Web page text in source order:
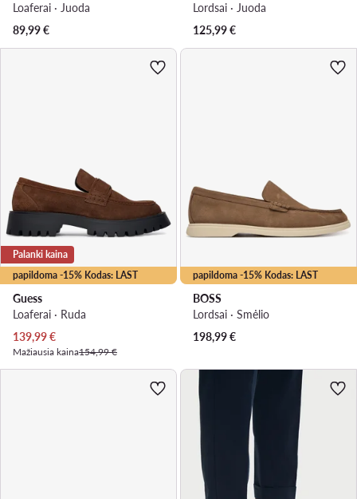
Loaferai · Juoda
89,99€
Lordsai · Juoda
125,99€
papildoma -15% Kodas: LAST
Palanki kaina
Guess
Loaferai · Ruda
Dabartinė kaina
139,99€
Mažiausia kaina154,99 €
papildoma -15% Kodas: LAST
BOSS
Lordsai · Smėlio
198,99€